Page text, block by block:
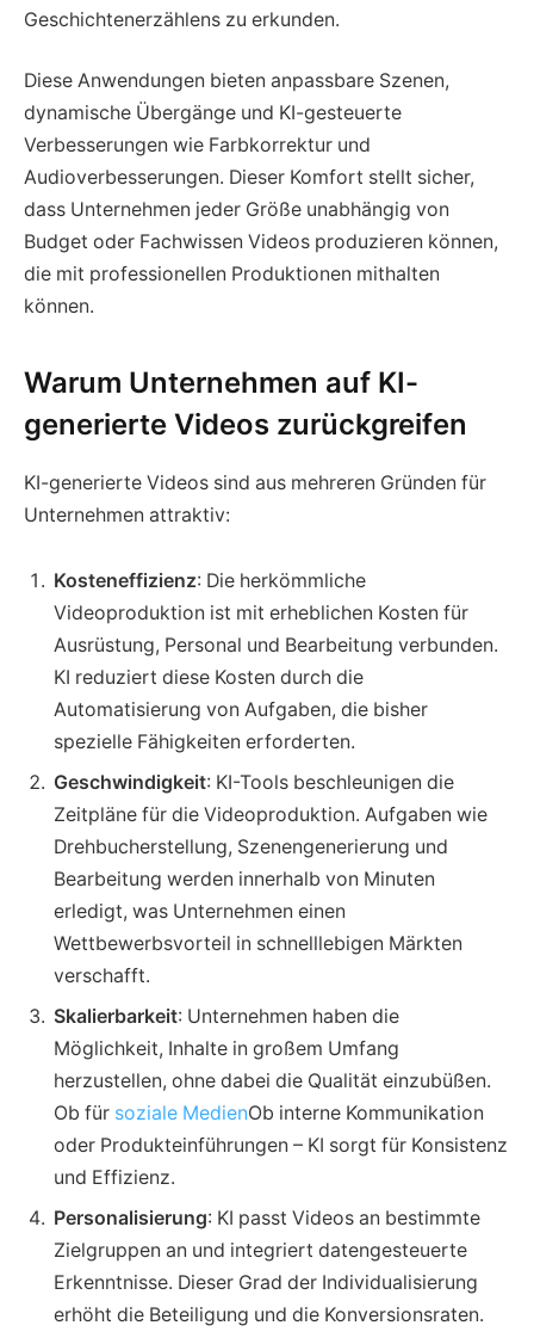
Geschichtenerzählens zu erkunden.
Diese Anwendungen bieten anpassbare Szenen,
dynamische Übergänge und KI-gesteuerte
Verbesserungen wie Farbkorrektur und
Audioverbesserungen. Dieser Komfort stellt sicher,
dass Unternehmen jeder Größe unabhängig von
Budget oder Fachwissen Videos produzieren können,
die mit professionellen Produktionen mithalten
können.
Warum Unternehmen auf KI-
generierte Videos zurückgreifen
KI-generierte Videos sind aus mehreren Gründen für
Unternehmen attraktiv:
Kosteneffizienz: Die herkömmliche
Videoproduktion ist mit erheblichen Kosten für
Ausrüstung, Personal und Bearbeitung verbunden.
KI reduziert diese Kosten durch die
Automatisierung von Aufgaben, die bisher
spezielle Fähigkeiten erforderten.
Geschwindigkeit: KI-Tools beschleunigen die
Zeitpläne für die Videoproduktion. Aufgaben wie
Drehbucherstellung, Szenengenerierung und
Bearbeitung werden innerhalb von Minuten
erledigt, was Unternehmen einen
Wettbewerbsvorteil in schnelllebigen Märkten
verschafft.
Skalierbarkeit: Unternehmen haben die
Möglichkeit, Inhalte in großem Umfang
herzustellen, ohne dabei die Qualität einzubüßen.
Ob für soziale MedienOb interne Kommunikation
oder Produkteinführungen – KI sorgt für Konsistenz
und Effizienz.
Personalisierung: KI passt Videos an bestimmte
Zielgruppen an und integriert datengesteuerte
Erkenntnisse. Dieser Grad der Individualisierung
erhöht die Beteiligung und die Konversionsraten.